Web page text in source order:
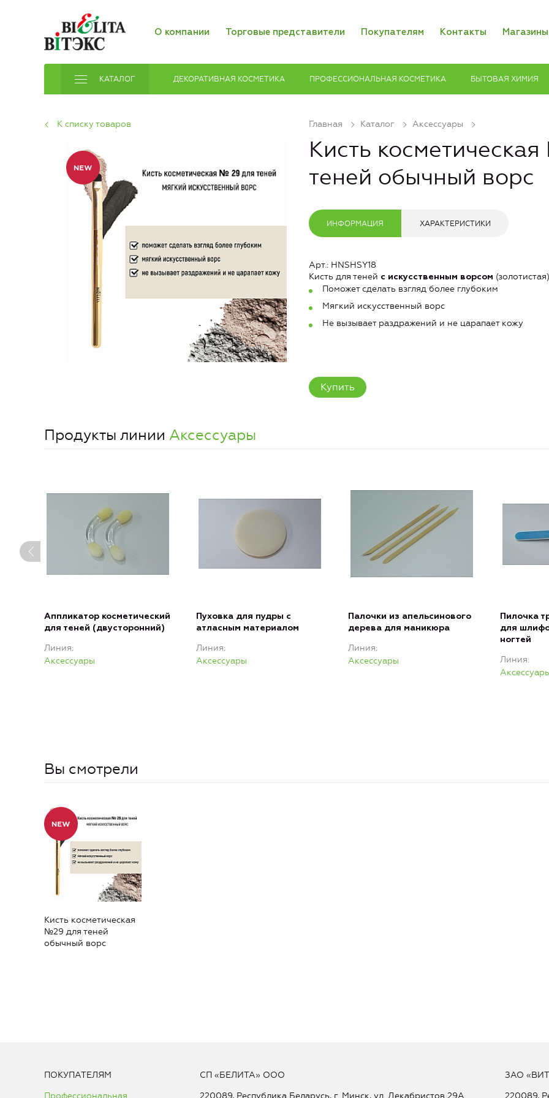
О компании Торговые представители Покупателям Контакты Магазины
КАТАЛОГ ДЕКОРАТИВНАЯ КОСМЕТИКА ПРОФЕССИОНАЛЬНАЯ КОСМЕТИКА БЫТОВАЯ ХИМИЯ
Главная Каталог Аксессуары
К списку товаров
Кисть
теней обычный ворс
ИНФОРМАЦИЯ ХАРАКТЕРИСТИКИ
Арт.: HNSHSY18
Кисть для теней с искусственным ворсом
Поможет сделать взгляд более глубоким
Мягкий искусственный ворс
Не вызывает раздражений и не царапает кожу
Купить
Продукты линии Аксессуары
Аппликатор косметический
для теней (двусторонний)
Линия
Аксессуары
Пуховка для пудры с
атласным материалом
Линия
Аксессуары
Палочки из апельсинового
дерева для маникюра
Линия
Аксессуары
Пилочка
для
ногтей
Линия
Вы смотрели
Кисть косметическая
№29 для теней
обычный ворс
ПОКУПАТЕЛЯМ
СП «БЕЛИТА» ООО
ЗАО